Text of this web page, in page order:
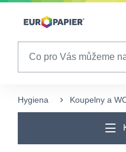
Table Of Content
Pro Vás zajímavé produkty
Hygiena Koupelny a